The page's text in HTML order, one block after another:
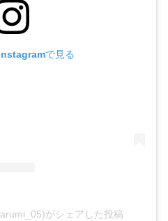
で見る
がシェアした投稿